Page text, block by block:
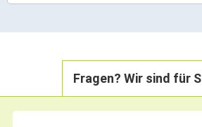
Fragen? Wir sind für